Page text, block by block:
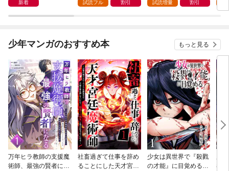
新着 試読フル 割引 試読増量 割引
か
少年マンガのおすすめ本 もっと見る
万年ヒラ教師の支援魔
術師、最強の賢者にな
社畜過ぎて仕事を辞め
ることにした天才宮廷
少女は異世界で『殺戮
の才能』に目覚める
者